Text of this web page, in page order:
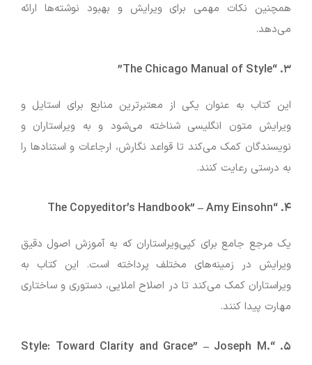
همچنین نکات مهمی برای ویرایش و بهبود نوشته‌ها ارائه
می‌دهد.
۳. “The Chicago Manual of Style”
این کتاب به عنوان یکی از معتبرترین منابع برای استایل و
ویرایش متون انگلیسی شناخته می‌شود و به ویراستاران و
نویسندگان کمک می‌کند تا قواعد نگارش، ارجاعات و استنادها را
به درستی رعایت کنند.
۴. “The Copyeditor’s Handbook”
–Amy Einsohn
یک مرجع جامع برای کپی‌ویراستاران که به آموزش اصول دقیق
ویرایش در زمینه‌های مختلف پرداخته است. این کتاب به
ویراستاران کمک می‌کند تا در اصلاح املایی، دستوری و ساختاری
مهارت پیدا کنند.
۵. “Style: Toward Clarity and Grace”
– Joseph M.